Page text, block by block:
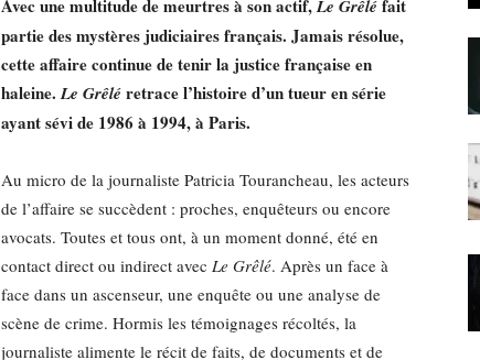
:
du
Avec une multitude de meurtres à son actif,Le Grêléfait
partie des mystères judiciaires français. Jamais résolue,
cette affaire continue de tenir la justice française en
haleine.Le Grêléretrace l’histoire d’un tueur en série
ayant sévi de 1986 à 1994, à Paris.
Au micro de la journaliste Patricia Tourancheau, les acteurs
de l’affaire se succèdent : proches, enquêteurs ou encore
avocats. Toutes et tous ont, à un moment donné, été en
contact direct ou indirect avec Le Grêlé. Après un face à
face dans un ascenseur, une enquête ou une analyse de
scène de crime. Hormis les témoignages récoltés, la
journaliste alimente le récit de faits, de documents et de